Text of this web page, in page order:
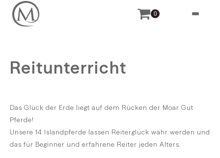
0
Reitunterricht
Das Glück der Erde liegt auf dem Rücken der Moar Gut
Pferde!
Unsere 14 Islandpferde lassen Reiterglück wahr werden und
das für Beginner und erfahrene Reiter jeden Alters.